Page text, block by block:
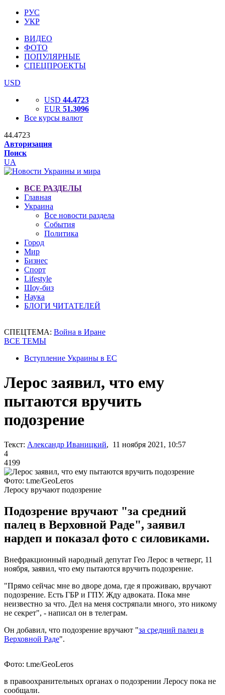
РУС
УКР
ВИДЕО
ФОТО
ПОПУЛЯРНЫЕ
СПЕЦПРОЕКТЫ
USD
USD 44.4723
EUR 51.3096
Все курсы валют
44.4723
Авторизация
Поиск
UA
ВСЕ РАЗДЕЛЫ
Главная
Украина
Все новости раздела
События
Политика
Город
Мир
Бизнес
Спорт
Lifestyle
Шоу-биз
Наука
БЛОГИ ЧИТАТЕЛЕЙ
СПЕЦТЕМА: Война в Иране
ВСЕ ТЕМЫ
Вступление Украины в ЕС
Лерос заявил, что ему
пытаются вручить
подозрение
Текст: Александр Иваницкий, 11 ноября 2021, 10:57
4
4199
Фото: t.me/GeoLeros
Леросу вручают подозрение
Подозрение вручают "за средний
палец в Верховной Раде", заявил
нардеп и показал фото с силовиками.
Внефракционный народный депутат Гео Лерос в четверг, 11
ноября, заявил, что ему пытаются вручить подозрение.
"Прямо сейчас мне во дворе дома, где я проживаю, вручают
подозрение. Есть ГБР и ГПУ. Жду адвоката. Пока мне
неизвестно за что. Дел на меня состряпали много, это никому
не секрет", - написал он в телеграм.
Он добавил, что подозрение вручают "за средний палец в
Верховной Раде".
Фото: t.me/GeoLeros
в правоохранительных органах о подозрении Леросу пока не
сообщали.